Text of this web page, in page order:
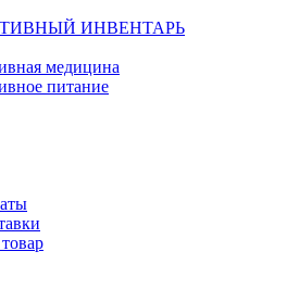
ИНВЕНТАРЬ
медицина
питание